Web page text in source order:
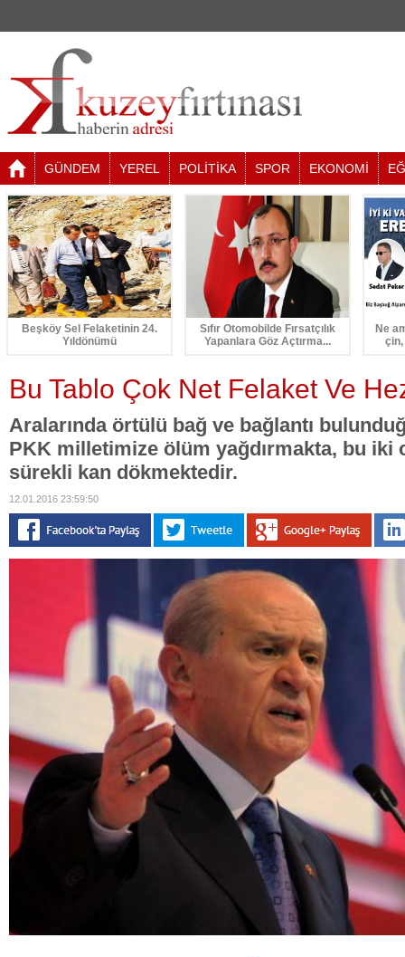
GÜNDEM YEREL POLİTİKA SPOR EKONOMİ
Beşköy Sel Felaketinin 24.
Yıldönümü
Sıfır Otomobilde Fırsatçılık
Yapanlara Göz Açtırma...
Ne
Bu Tablo Çok Net Felaket Ve
Aralarında örtülü bağ ve bağlantı
PKK milletimize ölüm yağdırmakta, bu iki
sürekli kan dökmektedir.
12.01.2016 23:59:50